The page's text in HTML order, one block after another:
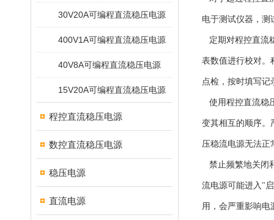
30V20A可编程直流稳压电源
400V1A可编程直流稳压电源
40V8A可编程直流稳压电源
15V20A可编程直流稳压电源
程控直流稳压电源
数控直流稳压电源
稳压电源
直流电源
电于测试仪器，测
定期对程控直流
表数值进行校对。
点检，按时填写记
使用程控直流稳
变其相互的顺序。
压稳流电源无法正
禁止频繁地关闭
流电源可能进入"
用，会严重影响电